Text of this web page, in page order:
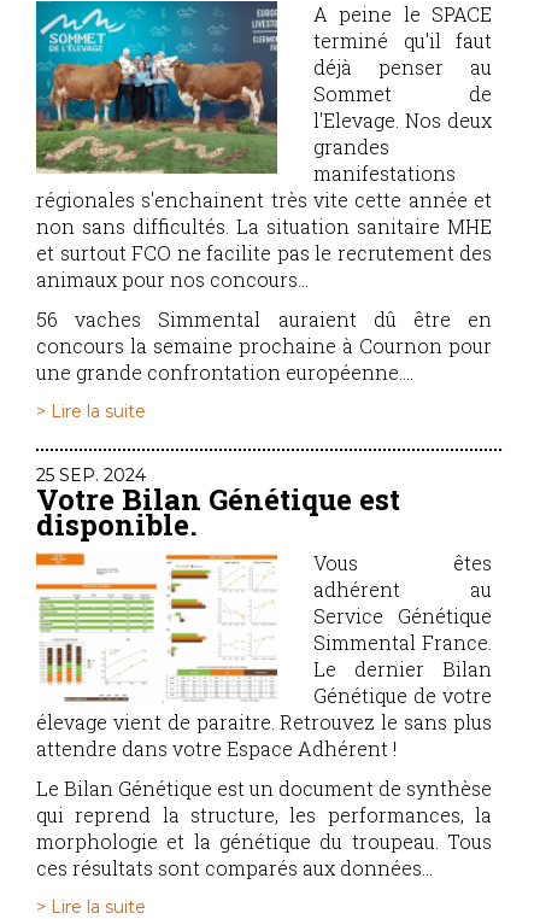
A peine le SPACE
terminé qu'il faut
déjà penser au
Sommet de
l'Elevage. Nos deux
grandes
manifestations
régionales s'enchainent très vite cette année et
non sans difficultés. La situation sanitaire MHE
et surtout FCO ne facilite pas le recrutement des
animaux pour nos concours…
56 vaches Simmental auraient dû être en
concours la semaine prochaine à Cournon pour
une grande confrontation européenne....
> Lire la suite
25 SEP. 2024
Votre Bilan Génétique est
disponible.
Vous êtes
adhérent au
Service Génétique
Simmental France.
Le dernier Bilan
Génétique de votre
élevage vient de paraitre. Retrouvez le sans plus
attendre dans votre Espace Adhérent !
Le Bilan Génétique est un document de synthèse
qui reprend la structure, les performances, la
morphologie et la génétique du troupeau. Tous
ces résultats sont comparés aux données...
> Lire la suite